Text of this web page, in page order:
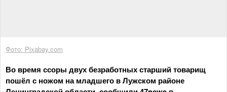
Фото: Pixabay.com
Во время ссоры двух безработных старший товарищ
пошёл с ножом на младшего в Лужском районе